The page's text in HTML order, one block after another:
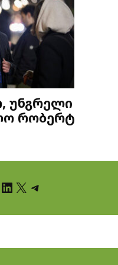
უნგრელი
რობერტ
LinkedIn X Telegram